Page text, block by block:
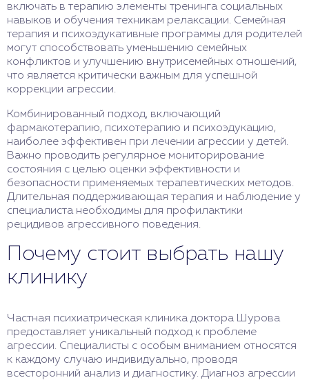
включать в терапию элементы тренинга социальных
навыков и обучения техникам релаксации. Семейная
терапия и психоэдукативные программы для родителей
могут способствовать уменьшению семейных
конфликтов и улучшению внутрисемейных отношений,
что является критически важным для успешной
коррекции агрессии.
Комбинированный подход, включающий
фармакотерапию, психотерапию и психоэдукацию,
наиболее эффективен при лечении агрессии у детей.
Важно проводить регулярное мониторирование
состояния с целью оценки эффективности и
безопасности применяемых терапевтических методов.
Длительная поддерживающая терапия и наблюдение у
специалиста необходимы для профилактики
рецидивов агрессивного поведения.
Почему стоит выбрать нашу
клинику
Частная психиатрическая клиника доктора Шурова
предоставляет уникальный подход к проблеме
агрессии. Специалисты с особым вниманием относятся
к каждому случаю индивидуально, проводя
всесторонний анализ и диагностику. Диагноз агрессии